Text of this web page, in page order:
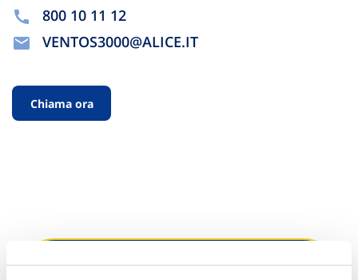
800 10 11 12
VENTOS3000@ALICE.IT
Chiama ora